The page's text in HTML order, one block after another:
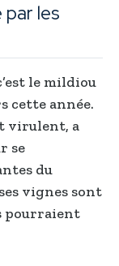
par les
le mildiou
cette année.
virulent, a
se
du
vignes sont
pourraient